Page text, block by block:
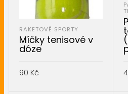
RAKETOVÉ SPORTY
Míčky tenisové v
dóze
90 Kč